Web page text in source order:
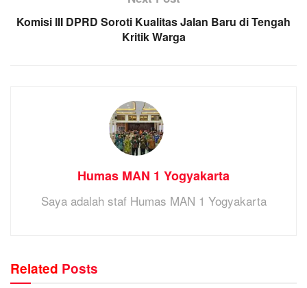
Komisi III DPRD Soroti Kualitas Jalan Baru di Tengah
Kritik Warga
Humas MAN 1 Yogyakarta
Saya adalah staf Humas MAN 1 Yogyakarta
Related Posts